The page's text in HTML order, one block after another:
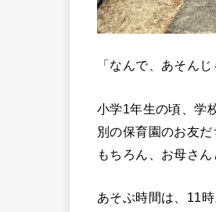
「なんで、あそん
小学1年生の頃、学
別の保育園のお友だ
もちろん、お母さん
あそぶ時間は、11時